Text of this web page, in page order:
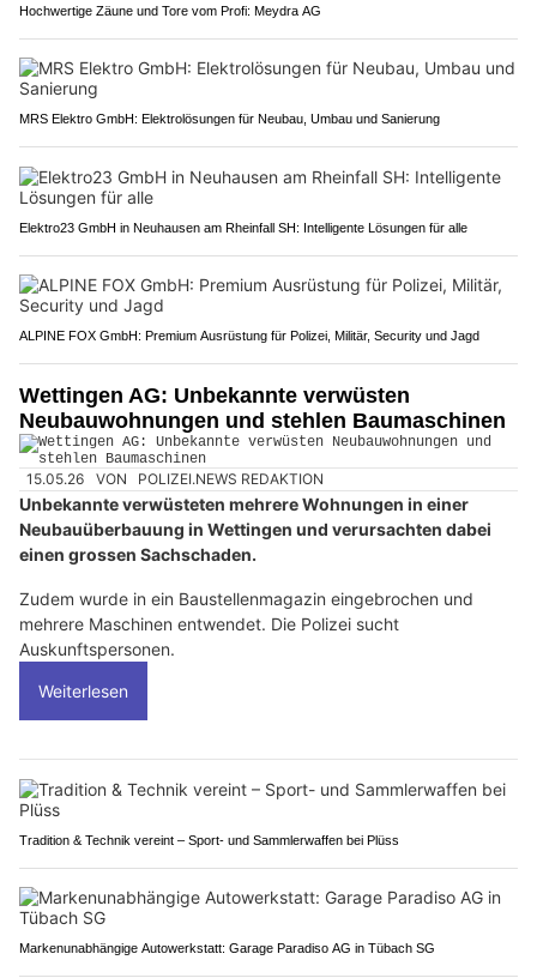
Hochwertige Zäune und Tore vom Profi: Meydra AG
MRS Elektro GmbH: Elektrolösungen für Neubau, Umbau und Sanierung
Elektro23 GmbH in Neuhausen am Rheinfall SH: Intelligente Lösungen für alle
ALPINE FOX GmbH: Premium Ausrüstung für Polizei, Militär, Security und Jagd
Wettingen AG: Unbekannte verwüsten
Neubauwohnungen und stehlen Baumaschinen
15.05.26 VON POLIZEI.NEWS REDAKTION
Unbekannte verwüsteten mehrere Wohnungen in einer
Neubauüberbauung in Wettingen und verursachten dabei
einen grossen Sachschaden.
Zudem wurde in ein Baustellenmagazin eingebrochen und
mehrere Maschinen entwendet. Die Polizei sucht
Auskunftspersonen.
Weiterlesen
Tradition & Technik vereint – Sport- und Sammlerwaffen bei Plüss
Markenunabhängige Autowerkstatt: Garage Paradiso AG in Tübach SG